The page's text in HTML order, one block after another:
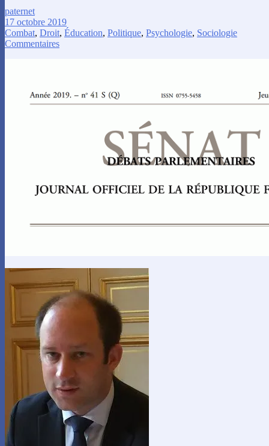
paternet
17 octobre 2019
Combat, Droit, Éducation, Politique, Psychologie, Sociologie
Commentaires